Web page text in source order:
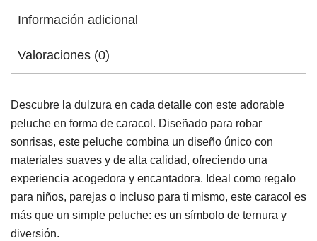
Información adicional
Valoraciones (0)
Descubre la dulzura en cada detalle con este adorable
peluche en forma de caracol. Diseñado para robar
sonrisas, este peluche combina un diseño único con
materiales suaves y de alta calidad, ofreciendo una
experiencia acogedora y encantadora. Ideal como regalo
para niños, parejas o incluso para ti mismo, este caracol es
más que un simple peluche: es un símbolo de ternura y
diversión.